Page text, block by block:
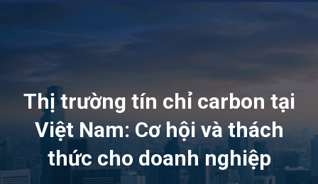
Thị trường tín chỉ carbon tại
Việt Nam: Cơ hội và thách
thức cho doanh nghiệp